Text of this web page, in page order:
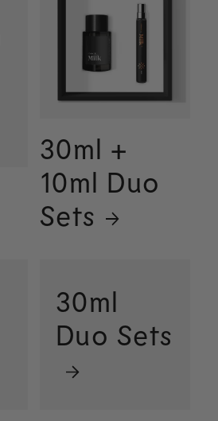
30ml +
10ml Duo
Sets
30ml
Duo Sets